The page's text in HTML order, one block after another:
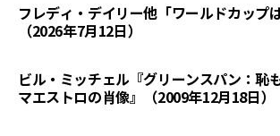
フレディ・デイリー他「ワールドカップ
（2026年7月12日）
ビル・ミッチェル『グリーンスパン：恥
マエストロの肖像』（2009年12月18日）